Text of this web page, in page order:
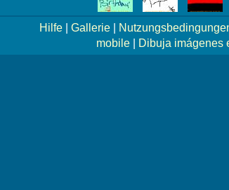
Hilfe Gallerie
mobile| Dibuja imágenes